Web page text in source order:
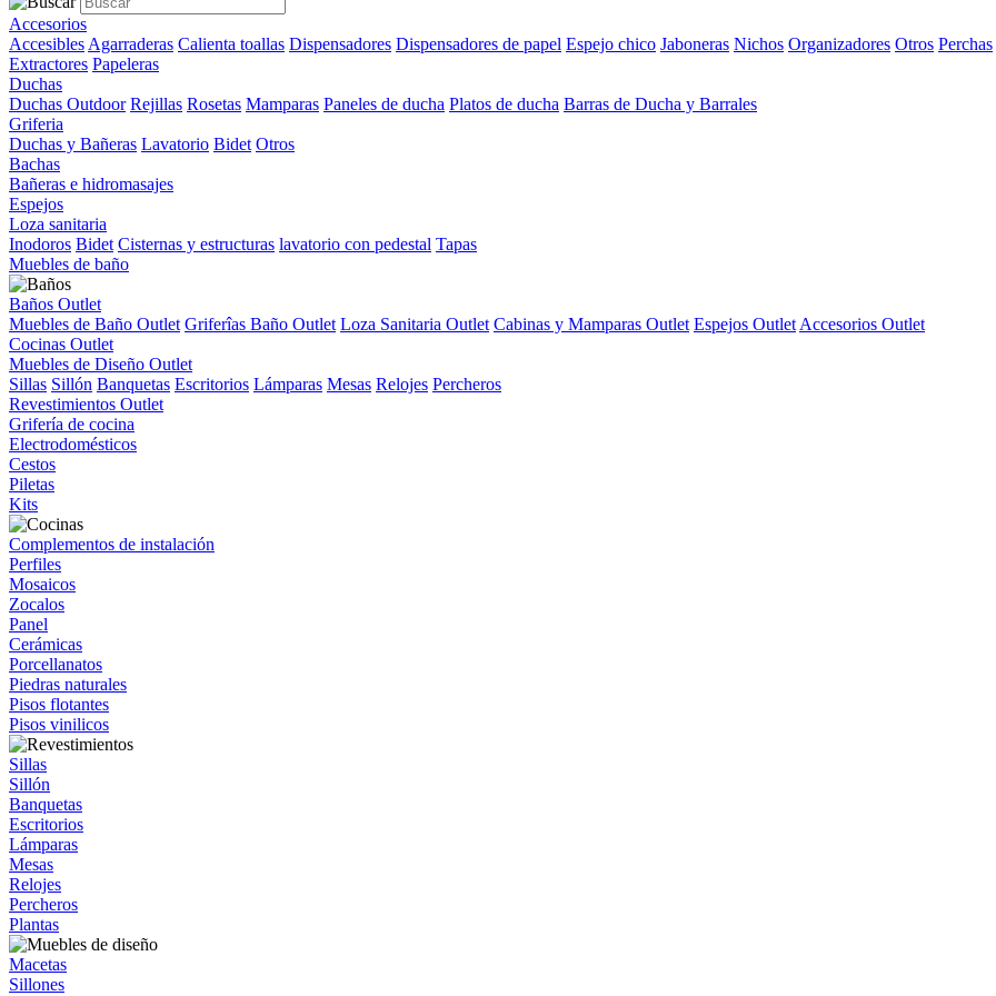
Accesorios
Accesibles Agarraderas Calienta toallas Dispensadores Dispensadores de papel Espejo chico Jaboneras Nichos Organizadores Otros Perchas
Extractores Papeleras
Duchas
Duchas Outdoor Rejillas Rosetas Mamparas Paneles de ducha Platos de ducha Barras de Ducha y Barrales
Griferia
Duchas y Bañeras Lavatorio Bidet Otros
Bachas
Bañeras e hidromasajes
Espejos
Loza sanitaria
Inodoros Bidet Cisternas y estructuras lavatorio con pedestal Tapas
Muebles de baño
Baños Outlet
Muebles de Baño Outlet Griferîas Baño Outlet Loza Sanitaria Outlet Cabinas y Mamparas Outlet Espejos Outlet Accesorios Outlet
Cocinas Outlet
Muebles de Diseño Outlet
Sillas Sillón Banquetas Escritorios Lámparas Mesas Relojes Percheros
Revestimientos Outlet
Grifería de cocina
Electrodomésticos
Cestos
Piletas
Kits
Complementos de instalación
Perfiles
Mosaicos
Zocalos
Panel
Cerámicas
Porcellanatos
Piedras naturales
Pisos flotantes
Pisos vinilicos
Sillas
Sillón
Banquetas
Escritorios
Lámparas
Mesas
Relojes
Percheros
Plantas
Macetas
Sillones